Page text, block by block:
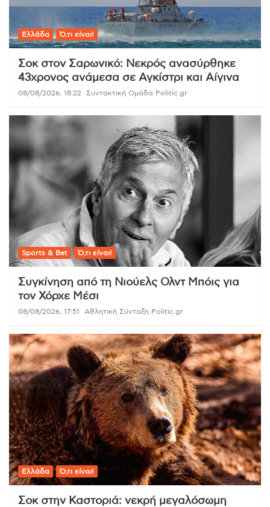
Ελλάδα Ό,τι είναι!
Σοκ στον Σαρωνικό: Νεκρός ανασύρθηκε
43χρονος ανάμεσα σε Αγκίστρι και Αίγινα
08/08/2026, 18:22 Συντακτική Ομάδα Politic.gr
Sports & Bet Ό,τι είναι!
Συγκίνηση από τη Νιούελς Ολντ Μπόις για
τον Χόρχε Μέσι
08/08/2026, 17:51 Αθλητική Σύνταξη Politic.gr
Ελλάδα Ό,τι είναι!
Σοκ στην Καστοριά: νεκρή μεγαλόσωμη